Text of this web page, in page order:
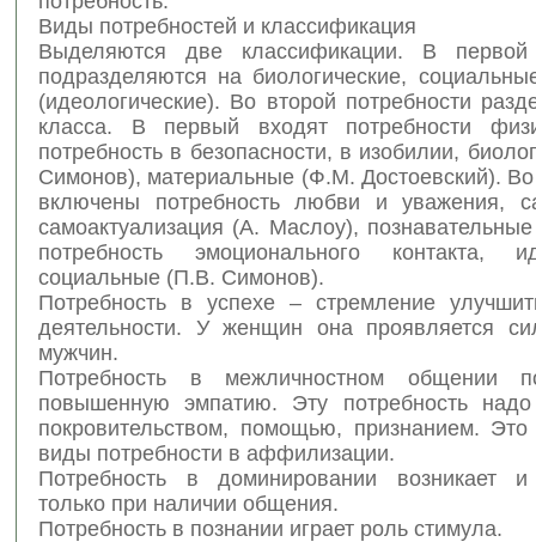
Виды потребностей и классификация
Выделяются две классификации. В первой
подразделяются на биологические,
(идеологические). Во второй потребности
класса. В первый входят потребности
потребность в безопасности, в изобилии,
Симонов), материальные (Ф.М. Достоевский). Во
включены потребность любви и уважения,
самоактуализация (А. Маслоу), познавательные
потребность эмоционального контакта,
социальные (П.В. Симонов).
Потребность в успехе – стремление
деятельности. У женщин она проявляется
мужчин.
Потребность в межличностном общении
повышенную эмпатию. Эту потребность
покровительством, помощью, признанием.
виды потребности в аффилизации.
Потребность в доминировании возникает и
только при наличии общения.
Потребность в познании играет роль стимула.